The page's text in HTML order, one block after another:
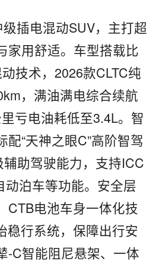
插电混动SUV，主打超
家用舒适。车型搭载比
技术，2026款CLTC纯
，满油满电综合续航
亏电油耗低至3.4L。智
“天神之眼C”高阶智驾
助驾驶能力，支持ICC
动泊车等功能。安全层
CTB电池车身一体化技
稳行系统，保障出行安
-C智能阻尼悬架、一体